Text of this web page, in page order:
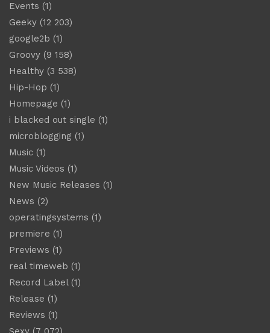
Events (1)
Geeky (12 203)
google2b (1)
Groovy (9 158)
Healthy (3 538)
Hip-Hop (1)
Homepage (1)
i blacked out single (1)
microblogging (1)
Music (1)
Music Videos (1)
New Music Releases (1)
News (2)
operatingsystems (1)
premiere (1)
Previews (1)
real timeweb (1)
Record Label(1)
Release (1)
Reviews (1)